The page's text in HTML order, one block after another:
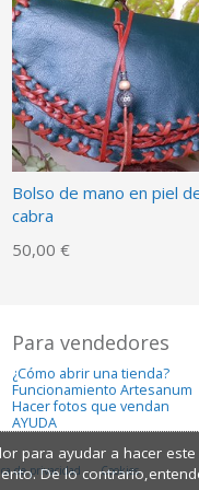
Bolso de mano en piel
cabra
50,00 €
Para vendedores
¿Cómo abrir una tienda?
Funcionamiento Artesanum
Hacer fotos que vendan
AYUDA
de privacidad Cookies
para ayudar a hacer
De lo